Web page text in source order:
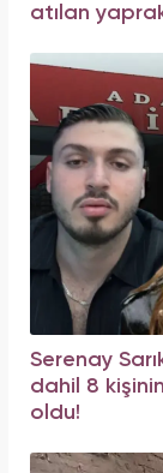
atılan
Serenay
dahil 8
oldu!